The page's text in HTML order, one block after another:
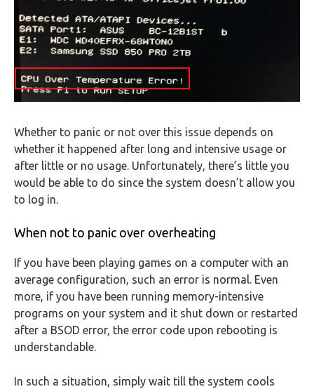
Whether to panic or not over this issue depends on
whether it happened after long and intensive usage or
after little or no usage. Unfortunately, there’s little you
would be able to do since the system doesn’t allow you
to log in.
When not to panic over overheating
If you have been playing games on a computer with an
average configuration, such an error is normal. Even
more, if you have been running memory-intensive
programs on your system and it shut down or restarted
after a BSOD error, the error code upon rebooting is
understandable.
In such a situation, simply wait till the system cools